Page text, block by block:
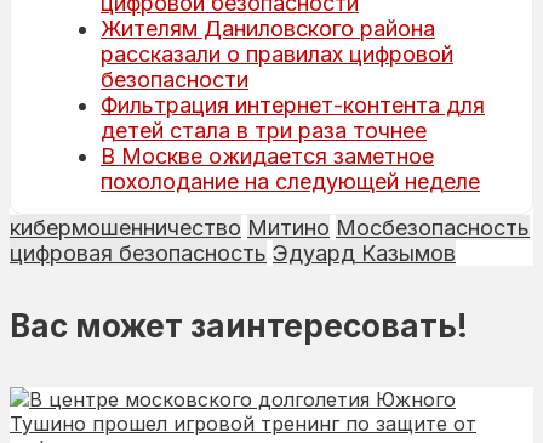
Жителям Даниловского района
рассказали о правилах цифровой
безопасности
Фильтрация интернет-контента для
детей стала в три раза точнее
В Москве ожидается заметное
похолодание на следующей неделе
кибермошенничество Митино Мосбезопасность
цифровая безопасность Эдуард Казымов
Вас может заинтересовать!